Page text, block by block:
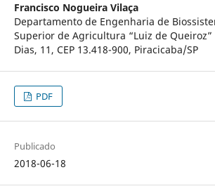
Francisco Nogueira Vilaça
Departamento de Engenharia de
Superior de Agricultura “Luiz de Queiroz”
Dias, 11, CEP 13.418-900, Piracicaba/SP
PDF
Publicado
2018-06-18